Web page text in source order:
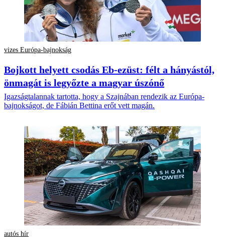
vizes Európa-bajnokság
Bojkott helyett csodás Eb-ezüst: félt a hányástól,
önmagát is legyőzte a magyar úszónő
Igazságtalannak tartotta, hogy a Szajnában rendezik az Európa-
bajnokságot, de Fábián Bettina erőt vett magán.
autós hír